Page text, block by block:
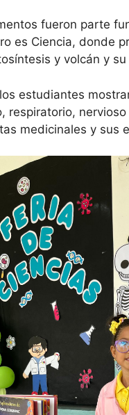
fueron parte
es Ciencia, donde
y volcán y
estudiantes
respiratorio,
medicinales y sus